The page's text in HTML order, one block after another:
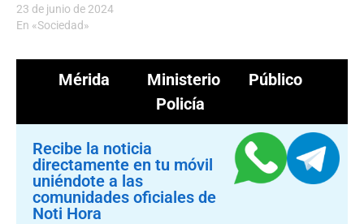
23 de junio de 2024
En «Sociedad»
Mérida
Ministerio Público
Policía
Recibe la noticia
directamente en tu móvil
uniéndote a las
comunidades oficiales de
Noti Hora